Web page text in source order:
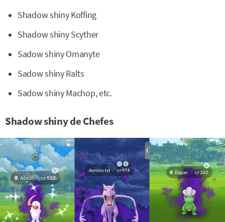
Shadow shiny Koffing
Shadow shiny Scyther
Sadow shiny Omanyte
Sadow shiny Ralts
Sadow shiny Machop, etc.
Shadow shiny de Chefes